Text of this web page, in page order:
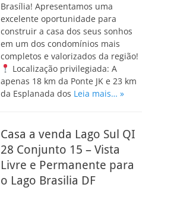
Brasília! Apresentamos uma
excelente oportunidade para
construir a casa dos seus sonhos
em um dos condomínios mais
completos e valorizados da região!
Localização privilegiada: A
apenas 18 km da Ponte JK e 23 km
da Esplanada dos Leia mais… »
Casa a venda Lago Sul QI
28 Conjunto 15 – Vista
Livre e Permanente para
o Lago Brasilia DF